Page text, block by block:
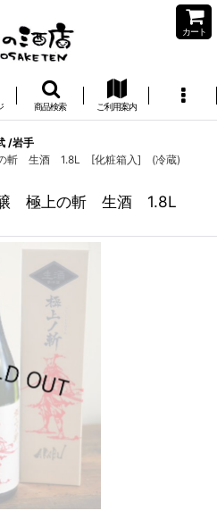
カート
商品検索 ご利用案内
/岩手
斬 生酒 1.8L [化粧箱入] (冷蔵)
極上の斬 生酒 1.8L